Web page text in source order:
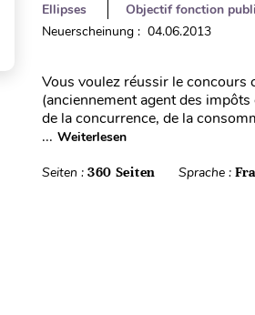
Ellipses
Objectif fonction
Neuerscheinung : 04.06.2013
Vous voulez réussir le concours
(anciennement agent des
de la concurrence, de la
... Weiterlesen
Seiten : 360 Seiten Sprache :